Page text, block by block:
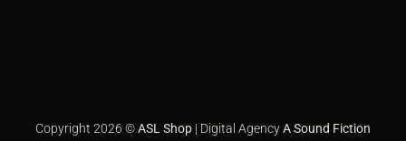
Copyright 2026 ©ASL Shop | Digital AgencyA Sound Fiction